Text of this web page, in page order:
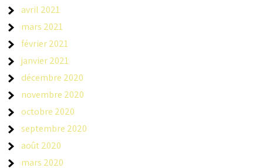
avril 2021
mars 2021
février 2021
janvier 2021
décembre 2020
novembre 2020
octobre 2020
septembre 2020
août 2020
mars 2020